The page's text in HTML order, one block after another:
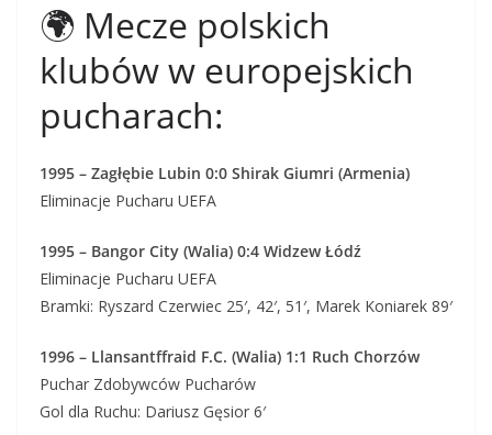
🌍 Mecze polskich
klubów w europejskich
pucharach:
1995 – Zagłębie Lubin 0:0 Shirak Giumri (Armenia)
Eliminacje Pucharu UEFA
1995 – Bangor City (Walia) 0:4 Widzew Łódź
Eliminacje Pucharu UEFA
Bramki: Ryszard Czerwiec 25′, 42′, 51′, Marek Koniarek 89′
1996 – Llansantffraid F.C. (Walia) 1:1 Ruch Chorzów
Puchar Zdobywców Pucharów
Gol dla Ruchu: Dariusz Gęsior 6′